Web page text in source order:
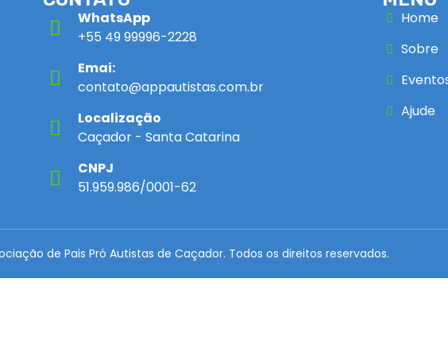
WhatsApp
+55 49 99996-2228
Emai:
contato@appautistas.com.br
Localização
Caçador - Santa Catarina
CNPJ
51.959.986/0001-62
Home
Sobre
Ajude
de Pais Pró Autistas de Caçador. Todos os direitos reservados.